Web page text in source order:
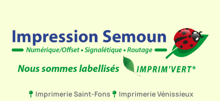
Imprimerie Saint-Fons
Imprimerie Vénissieux